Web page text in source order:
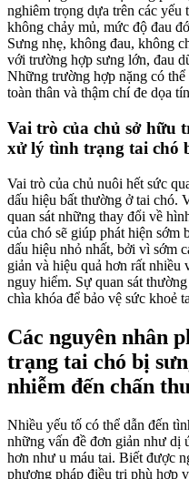
nghiêm trọng dựa trên các
không chảy mủ, mức độ đau
Sưng nhẹ, không đau, không
với trường hợp sưng lớn, đau
Những trường hợp nặng có
toàn thân và thậm chí đe dọa
Vai trò của chủ sở hữu
xử lý tình trạng tai chó
Vai trò của chủ nuôi hết sức
dấu hiệu bất thường ở tai chó.
quan sát những thay đổi về
của chó sẽ giúp phát hiện
dấu hiệu nhỏ nhất, bởi vì sớm
giản và hiệu quả hơn rất
nguy hiểm. Sự quan sát
chìa khóa để bảo vệ sức khoẻ
Các nguyên nhân
trạng tai chó bị
nhiễm đến chấn
Nhiều yếu tố có thể dẫn đến
những vấn đề đơn giản như dị
hơn như u máu tai. Biết được
phương pháp điều trị phù hợp